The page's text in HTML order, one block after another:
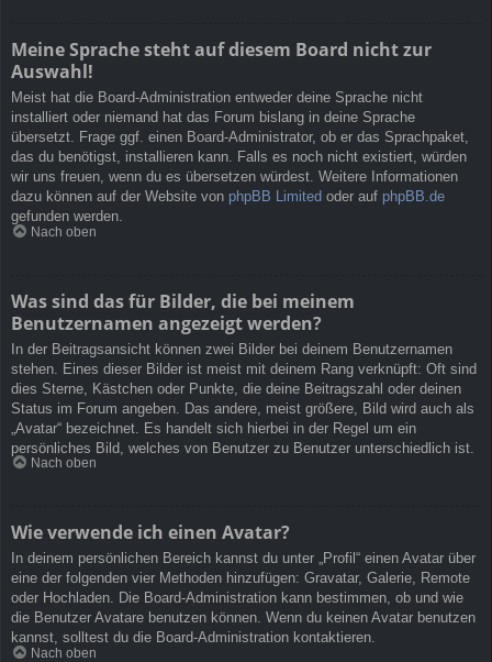
Meine Sprache steht auf diesem Board nicht zur
Auswahl!
Meist hat die Board-Administration entweder deine Sprache nicht
installiert oder niemand hat das Forum bislang in deine Sprache
übersetzt. Frage ggf. einen Board-Administrator, ob er das Sprachpaket,
das du benötigst, installieren kann. Falls es noch nicht existiert, würden
wir uns freuen, wenn du es übersetzen würdest. Weitere Informationen
dazu können auf der Website von phpBB Limited oder auf phpBB.de
gefunden werden.
Nach oben
Was sind das für Bilder, die bei meinem
Benutzernamen angezeigt werden?
In der Beitragsansicht können zwei Bilder bei deinem Benutzernamen
stehen. Eines dieser Bilder ist meist mit deinem Rang verknüpft: Oft sind
dies Sterne, Kästchen oder Punkte, die deine Beitragszahl oder deinen
Status im Forum angeben. Das andere, meist größere, Bild wird auch als
„Avatar“ bezeichnet. Es handelt sich hierbei in der Regel um ein
persönliches Bild, welches von Benutzer zu Benutzer unterschiedlich ist.
Nach oben
Wie verwende ich einen Avatar?
In deinem persönlichen Bereich kannst du unter „Profil“ einen Avatar über
eine der folgenden vier Methoden hinzufügen: Gravatar, Galerie, Remote
oder Hochladen. Die Board-Administration kann bestimmen, ob und wie
die Benutzer Avatare benutzen können. Wenn du keinen Avatar benutzen
kannst, solltest du die Board-Administration kontaktieren.
Nach oben